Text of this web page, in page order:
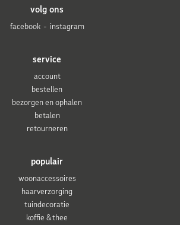
populair
woonaccessoires
haarverzorging
tuindecoratie
koffie & thee
service
account
bestellen
bezorgen en ophalen
betalen
retourneren
volg ons
facebook
instagram